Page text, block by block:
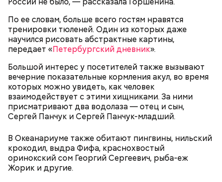
По ее словам, больше всего гостям нравятся
тренировки тюленей. Один из которых даже
научился рисовать абстрактные картины,
передает «Петербургский дневник».
Большой интерес у посетителей также вызывают
вечерние показательные кормления акул, во время
которых можно увидеть, как человек
взаимодействует с этими хищниками. За ними
присматривают два водолаза — отец и сын,
Сергей Панчук и Сергей Панчук-младший.
В Океанариуме также обитают пингвины, нильский
крокодил, выдра Фифа, краснохвостый
оринокский сом Георгий Сергеевич, рыба-еж
Жорик и другие.
День малины со сливками
брынза;
растительное масло;
помидоры черри либо грунтовые.
беременным, кормящим женщинам;
людям с ослабленной иммунной системой;
пожилым;
детям.